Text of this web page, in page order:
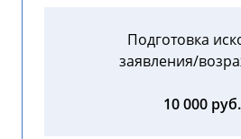
Подготовка
заявления/
10 000 руб.